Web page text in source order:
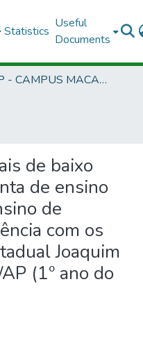
Statistics
Useful
Documents
CMCP - CAMPUS MACAPÁ
de baixo
de ensino
de
com os
Joaquim
(1º ano do